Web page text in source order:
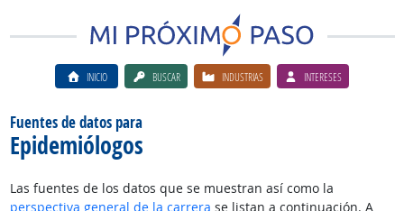
INICIO BUSCAR INDUSTRIAS INTERESES
Fuentes de datos para
Epidemiólogos
Las fuentes de los datos que se muestran así como la
perspectiva general de la carrera se listan a continuación. A